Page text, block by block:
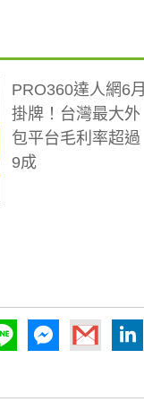
PRO360達人網6月
掛牌！台灣最大外
包平台毛利率超過
9成